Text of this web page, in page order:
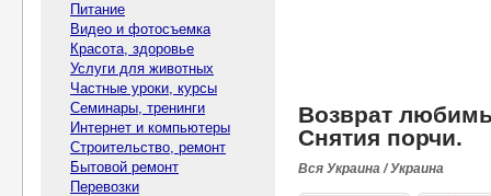
Питание
Видео и фотосъемка
Красота, здоровье
Услуги для животных
Частные уроки, курсы
Семинары, тренинги
Интернет и компьютеры
Строительство, ремонт
Бытовой ремонт
Перевозки
Возврат
Снятия порчи.
Вся Украина / Украина